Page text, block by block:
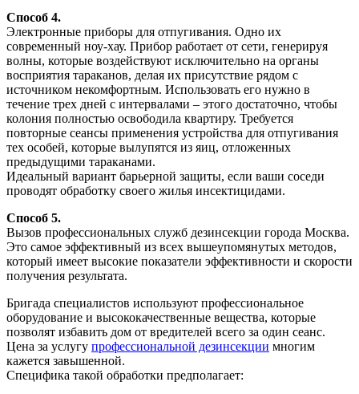
Способ 4.
Электронные приборы для отпугивания. Одно их
современный ноу-хау. Прибор работает от сети, генерируя
волны, которые воздействуют исключительно на органы
восприятия тараканов, делая их присутствие рядом с
источником некомфортным. Использовать его нужно в
течение трех дней с интервалами – этого достаточно, чтобы
колония полностью освободила квартиру. Требуется
повторные сеансы применения устройства для отпугивания
тех особей, которые вылупятся из яиц, отложенных
предыдущими тараканами.
Идеальный вариант барьерной защиты, если ваши соседи
проводят обработку своего жилья инсектицидами.
Способ 5.
Вызов профессиональных служб дезинсекции города Москва.
Это самое эффективный из всех вышеупомянутых методов,
который имеет высокие показатели эффективности и скорости
получения результата.
Бригада специалистов используют профессиональное
оборудование и высококачественные вещества, которые
позволят избавить дом от вредителей всего за один сеанс.
Цена за услугу профессиональной дезинсекции многим
кажется завышенной.
Специфика такой обработки предполагает: